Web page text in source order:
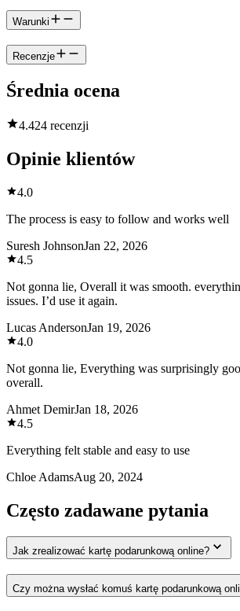
Warunki
Recenzje
Średnia ocena
4.424 recenzji
Opinie klientów
4.0
The process is easy to follow and works well
Suresh JohnsonJan 22, 2026
4.5
Not gonna lie, Overall it was smooth.
issues. I’d use it again.
Lucas AndersonJan 19, 2026
4.0
Not gonna lie, Everything was surprisingly
overall.
Ahmet DemirJan 18, 2026
4.5
Everything felt stable and easy to use
Chloe AdamsAug 20, 2024
Często zadawane pytania
Jak zrealizować kartę podarunkową online?
Czy można wysłać komuś kartę podarunkową